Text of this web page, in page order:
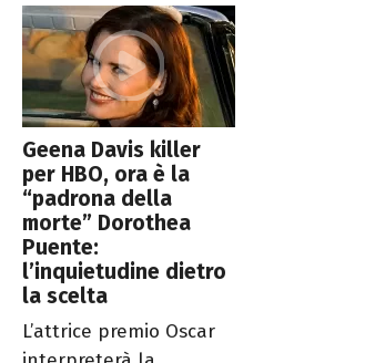
Geena Davis killer
per HBO, ora è la
“padrona della
morte” Dorothea
Puente:
l’inquietudine dietro
la scelta
L’attrice premio Oscar